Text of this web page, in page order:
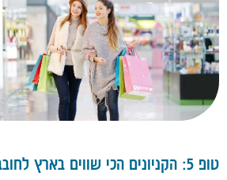
טופ 5: הקניונים הכי שווים בארץ לחובבי השופינג